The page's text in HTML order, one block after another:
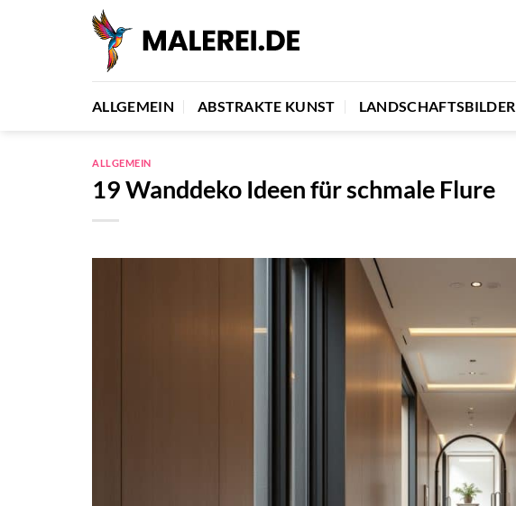
ALLGEMEIN ABSTRAKTE KUNST LANDSCHAFTSBILDER
ALLGEMEIN
19 Wanddeko Ideen für schmale Flure